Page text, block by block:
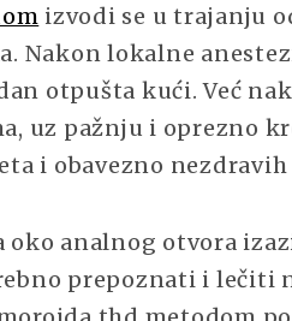
izvodi se u trajanju
Nakon lokalne
otpušta kući. Već
uz pažnju i oprezno
i obavezno
oko analnog otvora
prepoznati i lečiti